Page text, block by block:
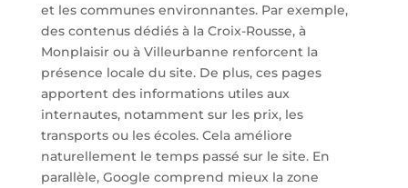
et les communes environnantes. Par exemple,
des contenus dédiés à la Croix-Rousse, à
Monplaisir ou à Villeurbanne renforcent la
présence locale du site. De plus, ces pages
apportent des informations utiles aux
internautes, notamment sur les prix, les
transports ou les écoles. Cela améliore
naturellement le temps passé sur le site. En
parallèle, Google comprend mieux la zone